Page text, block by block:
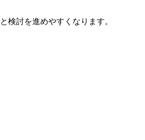
検討を進めやすくなります。